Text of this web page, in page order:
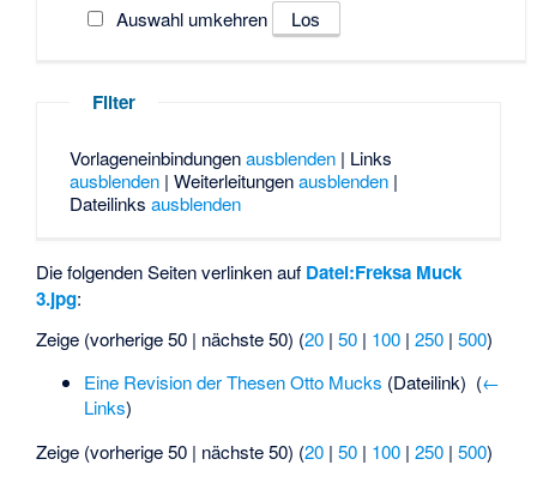
Auswahl umkehren
Filter
Vorlageneinbindungenausblenden| Links
ausblenden| Weiterleitungenausblenden|
Dateilinks ausblenden
Die folgenden Seiten verlinken auf Datei:Freksa Muck
3.jpg:
Zeige (vorherige 50 | nächste 50) (20 |50 | 100 |250 |500)
Eine Revision der Thesen Otto Mucks (Dateilink) ‎ (←
Links)
Zeige (vorherige 50 | nächste 50) (20 |50 | 100 |250 |500)